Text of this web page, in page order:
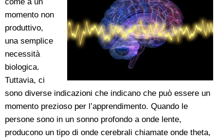
momento non
produttivo,
una semplice
necessità
biologica.
Tuttavia, ci
sono diverse indicazioni che indicano che può essere un
momento prezioso per l’apprendimento. Quando le
persone sono in un sonno profondo a onde lente,
producono un tipo di onde cerebrali chiamate onde theta,